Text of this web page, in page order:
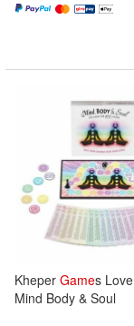
Kheper Games Love
Mind Body & Soul